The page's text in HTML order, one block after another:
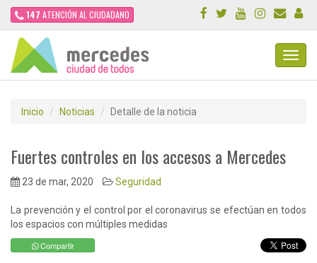
147 ATENCIÓN AL CIUDADANO
Inicio Noticias Detalle de la noticia
Fuertes controles en los accesos a Mercedes
23 de mar, 2020 Seguridad
La prevención y el control por el coronavirus se efectúan en todos
los espacios con múltiples medidas
Compartir